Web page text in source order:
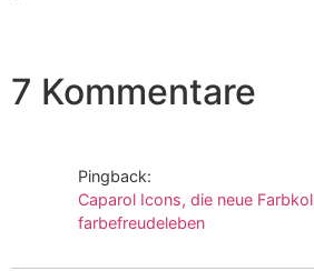
7 Kommentare
Pingback:
Caparol Icons, die neue
farbefreudeleben